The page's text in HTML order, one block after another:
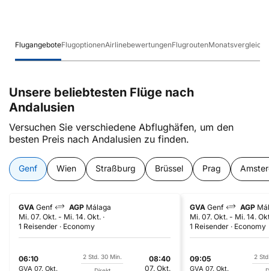
FlugangeboteFlugoptionenAirlinebewertungenFlugroutenMonatsvergleich
Unsere beliebtesten Flüge nach
Andalusien
Versuchen Sie verschiedene Abflughäfen, um den
besten Preis nach Andalusien zu finden.
Genf Wien Straßburg Brüssel Prag
GVA Genf AGP Málaga
Mi. 07. Okt. - Mi. 14. Okt.
1 Reisender
Economy
06:10
GVA 07. Okt.
2 Std. 30 Min.
08:40
07. Okt.
GVA Genf AGP
Mi. 07. Okt. - Mi. 14.
1 Reisender
Economy
09:05
GVA 07. Okt.
2